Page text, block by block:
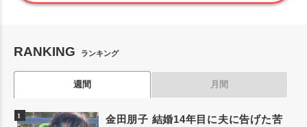
RANKING ランキング
週間 月間
金田朋子 結婚14年目に夫に告げた苦